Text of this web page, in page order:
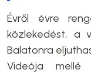
Évről évre
közlekedést, a
Balatonra
Videója